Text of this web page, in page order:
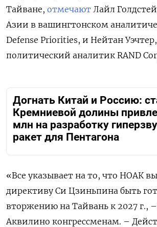
Тайване, отмечают Лайл
Азии в вашингтонском
Defense Priorities, и Нейтан Уэчтер,
политический аналитик RAND
Догнать Китай и Россию:
Кремниевой долины
млн на разработку
ракет для Пентагона
«Все указывает на то, что НОАК
директиву Си Цзиньпина быть
вторжению на Тайвань к 2027 г., –
Аквилино конгрессменам. –